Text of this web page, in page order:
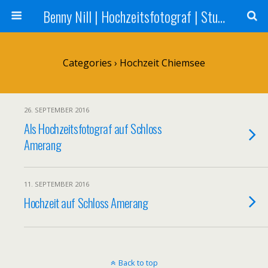
Benny Nill | Hochzeitsfotograf | Stuttgart, Tübingen, Reutlingen
Categories › Hochzeit Chiemsee
26. SEPTEMBER 2016
Als Hochzeitsfotograf auf Schloss
Amerang
11. SEPTEMBER 2016
Hochzeit auf Schloss Amerang
Back to top